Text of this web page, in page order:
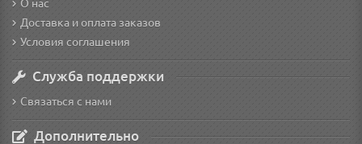
О нас
Доставка и оплата заказов
Условия соглашения
Служба поддержки
Связаться с нами
Дополнительно